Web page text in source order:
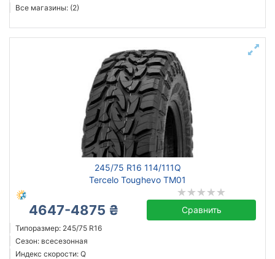
Все магазины: (2)
245/75 R16 114/111Q
Tercelo Toughevo TM01
4647-4875 ₴ Сравнить
Типоразмер: 245/75 R16
Сезон: всесезонная
Индекс скорости: Q